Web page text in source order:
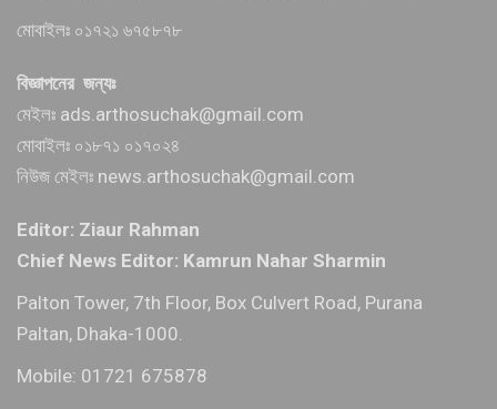
মোবাইলঃ ০১৭২১ ৬৭৫৮৭৮
বিজ্ঞাপনের জন্যঃ
মেইলঃ ads.arthosuchak@gmail.com
মোবাইলঃ ০১৮৭১ ০১৭০২৪
নিউজ মেইলঃ news.arthosuchak@gmail.com
Editor: Ziaur Rahman
Chief News Editor: Kamrun Nahar Sharmin
Palton Tower, 7th Floor, Box Culvert Road, Purana
Paltan, Dhaka-1000.
Mobile: 01721 675878